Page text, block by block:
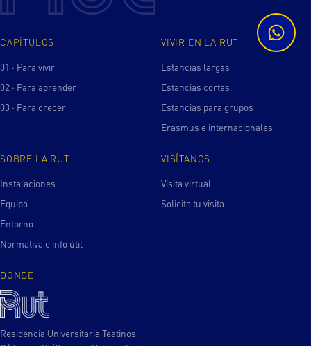
CAPÍTULOS
01 · Para vivir
02 · Para aprender
03 · Para crecer
VIVIR EN LA RUT
Estancias largas
Estancias cortas
Estancias para grupos
Erasmus e internacionales
SOBRE LA RUT
Instalaciones
Equipo
Entorno
Normativa e info útil
VISÍTANOS
Visita virtual
Solicita tu visita
DÓNDE
Residencia Universitaria Teatinos